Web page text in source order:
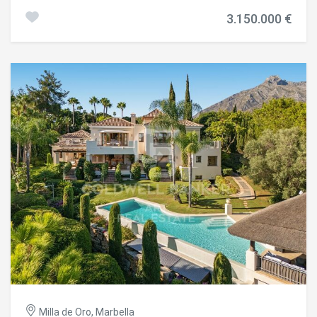
comunidad cerrada con seguridad 24 horas, ofrece un
de extraordinaria belleza. La ubicación es inmejorable, a
pocos minutos de todos los servicios: supermercados,
tiendas, restaurantes, colegios internacionales y campos
de golf. Además, el mar y el centro de Marbella se
encuentran a tan solo cinco minutos en coche. Distribuida
en tres plantas, la vivienda ofrece amplios y luminosos
espacios diseñados para el confort y la vida moderna. En la
planta principal encontramos un elegante hall de entrada,
un amplio salón con acceso directo a una terraza
semicubierta rodeada de jardines tropicales, zonas de
comedor al aire libre y un acogedor espacio chill-out. Desde
aquí se accede directamente a la piscina comunitaria. En
esta misma planta también se sitúa un dormitorio con
baño en suite, una cocina totalmente equipada de
generosas dimensiones y un aseo de cortesía. La planta
superior alberga tres dormitorios, todos con baños en
suite, y una soleada terraza con vistas parciales al mar,
nivel inferior de la villa ofrece dos dormitorios adicionales
3.150.000 €
Milla de Oro, Marbella